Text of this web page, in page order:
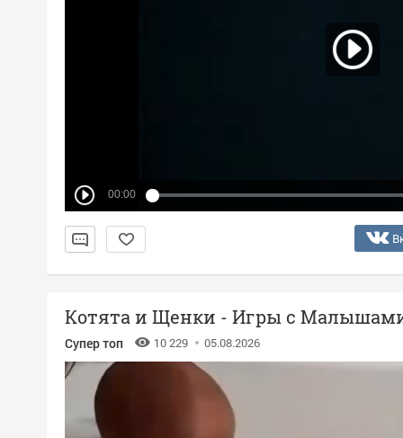
00:00
Котята и Щенки - Игры с
Супер топ 10 229 05.08.2026